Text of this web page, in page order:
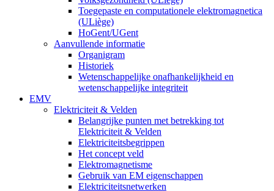
Toegepaste en computationele elektromagnetica
(ULiège)
HoGent/UGent
Aanvullende informatie
Organigram
Historiek
Wetenschappelijke onafhankelijkheid en
wetenschappelijke integriteit
EMV
Elektriciteit & Velden
Belangrijke punten met betrekking tot
Elektriciteit & Velden
Elektriciteitsbegrippen
Het concept veld
Elektromagnetisme
Gebruik van EM eigenschappen
Elektriciteitsnetwerken